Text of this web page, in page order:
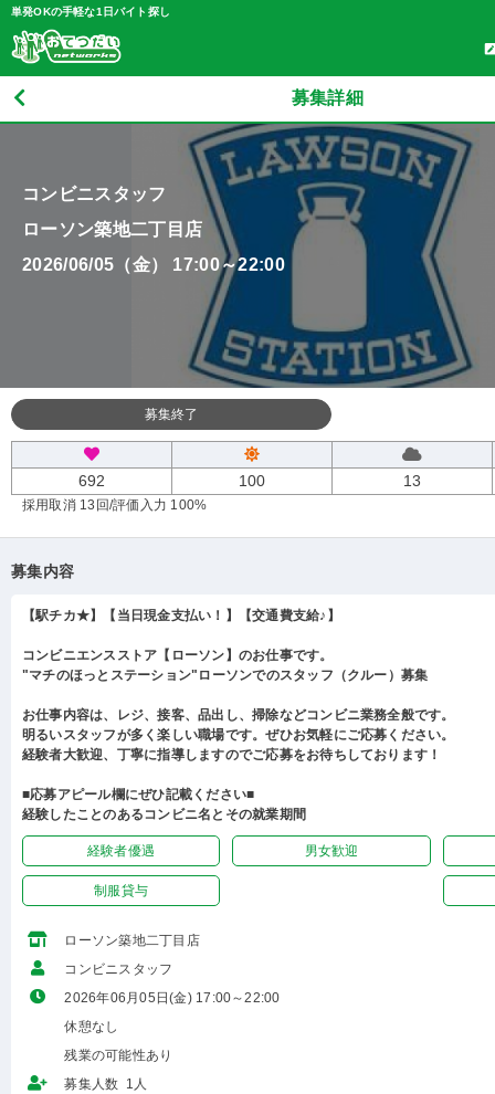
単発OKの手軽な1日バイト探し
募集詳細
コンビニスタッフ
ローソン築地二丁目店
2026/06/05（金） 17:00～22:00
募集終了
692 100 13
採用取消 13回/評価入力 100%
募集内容
【駅チカ★】【当日現金支払い！】【交通費支給♪】
コンビニエンスストア【ローソン】のお仕事です。
"マチのほっとステーション"ローソンでのスタッフ（クルー）募集
お仕事内容は、レジ、接客、品出し、掃除などコンビニ業務全般です。
明るいスタッフが多く楽しい職場です。ぜひお気軽にご応募ください。
経験者大歓迎、丁寧に指導しますのでご応募をお待ちしております！
■応募アピール欄にぜひ記載ください■
経験したことのあるコンビニ名とその就業期間
経験者優遇 男女歓迎
制服貸与
ローソン築地二丁目店
コンビニスタッフ
2026年06月05日(金) 17:00～22:00
休憩なし
残業の可能性あり
募集人数 1人